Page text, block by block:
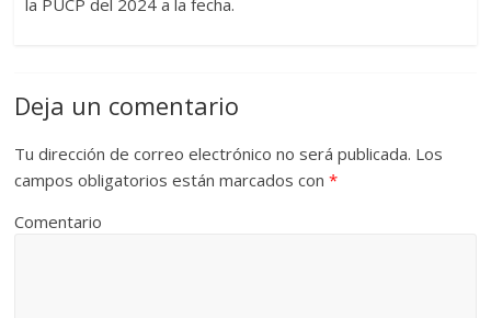
Deja un comentario
Tu dirección de correo electrónico no será publicada. Los
campos obligatorios están marcados con*
Comentario